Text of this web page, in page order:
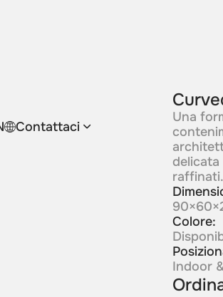
Contattaci
Una
raffinati.
Colore:
Indoor